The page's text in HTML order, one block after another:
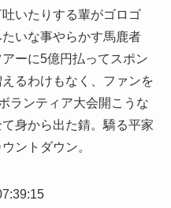
いたりする輩がゴロゴ
いな事やらかす馬鹿者
ーに5億円払ってスポン
るわけもなく、ファンを
ランティア大会開こうな
身から出た錆。驕る平家
ントダウン。